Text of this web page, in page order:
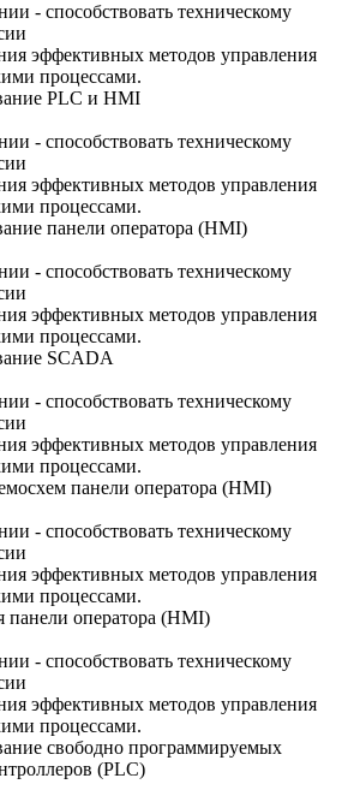
- способствовать техническому
эффективных методов управления
процессами.
PLC и HMI
- способствовать техническому
эффективных методов управления
процессами.
панели оператора (HMI)
- способствовать техническому
эффективных методов управления
процессами.
SCADA
- способствовать техническому
эффективных методов управления
процессами.
панели оператора (HMI)
- способствовать техническому
эффективных методов управления
процессами.
панели оператора (HMI)
- способствовать техническому
эффективных методов управления
процессами.
свободно программируемых
(PLC)